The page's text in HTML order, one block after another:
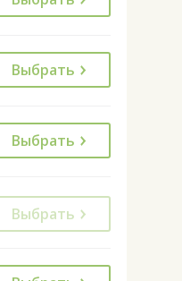
Выбрать
Выбрать
Выбрать